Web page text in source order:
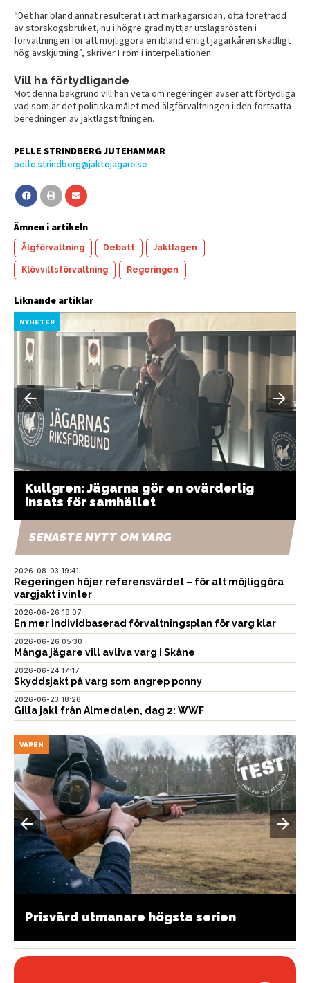
“Det har bland annat resulterat i att markägarsidan, ofta företrädd
av storskogsbruket, nu i högre grad nyttjar utslagsrösten i
förvaltningen för att möjliggöra en ibland enligt jägarkåren skadligt
hög avskjutning”, skriver From i interpellationen.
Vill ha förtydligande
Mot denna bakgrund vill han veta om regeringen avser att förtydliga
vad som är det politiska målet med älgförvaltningen i den fortsatta
beredningen av jaktlagstiftningen.
PELLE STRINDBERG JUTEHAMMAR
pelle.strindberg@jaktojagare.se
Ämnen i artikeln
Älgförvaltning Debatt Jaktlagen
Klövviltsförvaltning Regeringen
Liknande artiklar
NYHETER
Kullgren: Jägarna gör en ovärderlig
insats för samhället
SENASTE NYTT OM VARG
2026-08-03 19:41
Regeringen höjer referensvärdet – för att möjliggöra
vargjakt i vinter
2026-06-26 18:07
En mer individbaserad förvaltningsplan för varg klar
2026-06-26 05:30
Många jägare vill avliva varg i Skåne
2026-06-24 17:17
Skyddsjakt på varg som angrep ponny
2026-06-23 18:26
Gilla jakt från Almedalen, dag 2: WWF
VAPEN
Prisvärd utmanare högsta serien